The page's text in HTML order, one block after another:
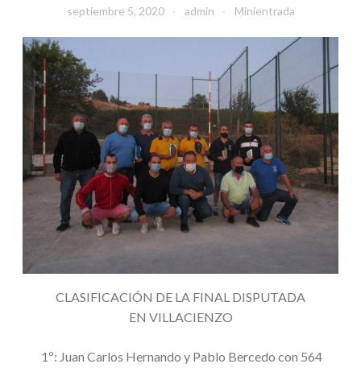
septiembre 5, 2020 admin Minientrada
CLASIFICACIÓN DE LA FINAL DISPUTADA
EN VILLACIENZO
1º: Juan Carlos Hernando y Pablo Bercedo con 564